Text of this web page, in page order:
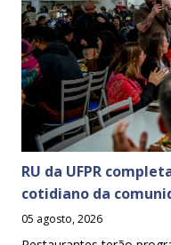
RU da UFPR
cotidiano da
05 agosto, 2026